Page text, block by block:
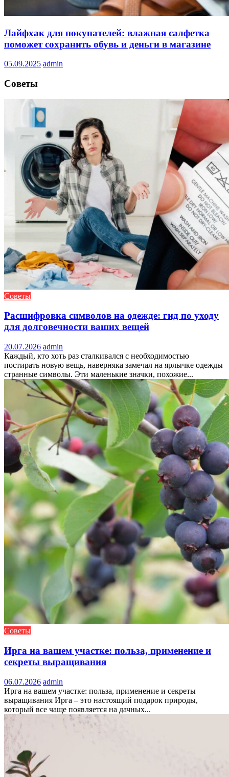
Лайфхак для покупателей: влажная салфетка
поможет сохранить обувь и деньги в магазине
05.09.2025 admin
Советы
Советы
Расшифровка символов на одежде: гид по уходу
для долговечности ваших вещей
20.07.2026 admin
Каждый, кто хоть раз сталкивался с необходимостью
постирать новую вещь, наверняка замечал на ярлычке одежды
странные символы. Эти маленькие значки, похожие...
Советы
Ирга на вашем участке: польза, применение и
секреты выращивания
06.07.2026 admin
Ирга на вашем участке: польза, применение и секреты
выращивания Ирга – это настоящий подарок природы,
который все чаще появляется на дачных...